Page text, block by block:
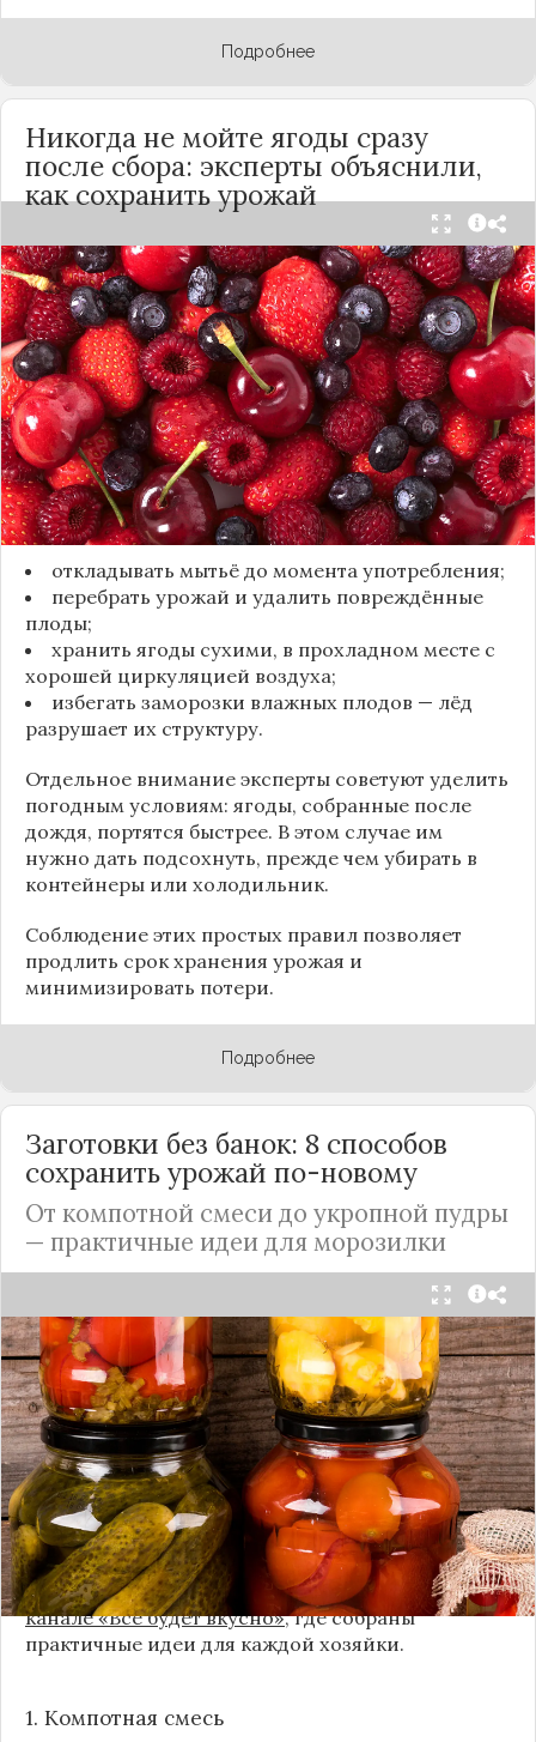
Подробнее
Никогда не мойте ягоды сразу
после сбора: эксперты объяснили,
как сохранить урожай
Мытьё ягод сразу после сбора может обернуться
полной потерей урожая. Как отмечает канал
«Сделай сам», на поверхности плодов есть
естественный восковой налёт, который играет
роль природного барьера. Он защищает ягоды
от пересыхания, бактерий и плесени. При
смывании этого слоя плоды быстро начинают
темнеть, покрываться налётом и терять вкус.
Чтобы ягоды сохранили свежесть, специалисты
рекомендуют:
откладывать мытьё до момента употребления;
перебрать урожай и удалить повреждённые
плоды;
хранить ягоды сухими, в прохладном месте с
хорошей циркуляцией воздуха;
избегать заморозки влажных плодов — лёд
разрушает их структуру.
Отдельное внимание эксперты советуют уделить
погодным условиям: ягоды, собранные после
дождя, портятся быстрее. В этом случае им
нужно дать подсохнуть, прежде чем убирать в
контейнеры или холодильник.
Соблюдение этих простых правил позволяет
продлить срок хранения урожая и
минимизировать потери.
Подробнее
Заготовки без банок: 8 способов
сохранить урожай по-новому
От компотной смеси до укропной пудры
— практичные идеи для морозилки
Каждый год, когда приходит пора богатого
урожая, я стараюсь сохранить максимум летних
витаминов. Закатки в банки — это, безусловно,
классика, которая никуда не уходит из нашей
жизни. Но современный подход к хранению
продуктов показывает, что есть и более простые,
быстрые и удобные способы.
Сегодня я делюсь своими любимыми рецептами
без банок и долгих стерилизаций. Подробнее и с
пошаговыми инструкциями их можно найти на
канале «Все будет вкусно», где собраны
практичные идеи для каждой хозяйки.
1. Компотная смесь